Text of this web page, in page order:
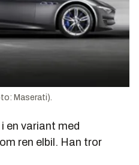
Maserati).
en variant med
ren elbil. Han tror